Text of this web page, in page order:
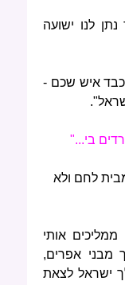
לנו ישועה
איש שכם -
בי..."
לחם ולא
אותי
מבני אפרים,
ישראל לצאת